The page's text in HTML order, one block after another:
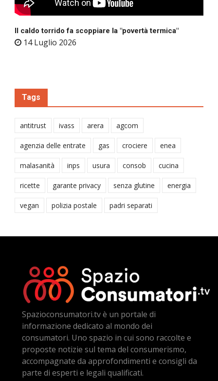
Il caldo torrido fa scoppiare la "povertà termica"
14 Luglio 2026
Tags
antitrust ivass arera agcom
agenzia delle entrate gas crociere enea
malasanità inps usura consob cucina
ricette garante privacy senza glutine energia
vegan polizia postale padri separati
Spazioconsumatori.tv è un portale di
informazione dedicato al mondo dei
consumatori. Uno spazio in cui sono raccolte e
proposte notizie sul tema del consumerismo,
accompagnate da approfondimenti e consigli da
parte di esperti e legali qualificati.